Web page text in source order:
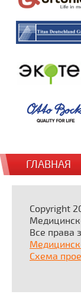
ГЛАВНАЯ
Copyright
Все права
Схема